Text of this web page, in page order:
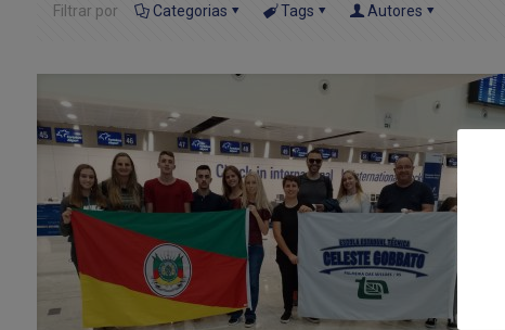
Filtrar por Categorias Tags Autores